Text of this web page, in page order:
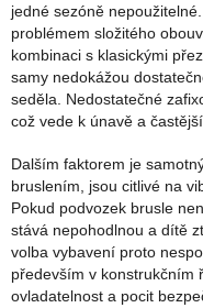
jedné sezóně
problémem složitého
kombinaci s klasickými
samy nedokážou
seděla. Nedostatečné
což vede k únavě a
Dalším faktorem je
bruslením, jsou citlivé na
Pokud podvozek brusle
stává nepohodlnou a dítě
volba vybavení proto
především v konstrukčním
ovladatelnost a pocit